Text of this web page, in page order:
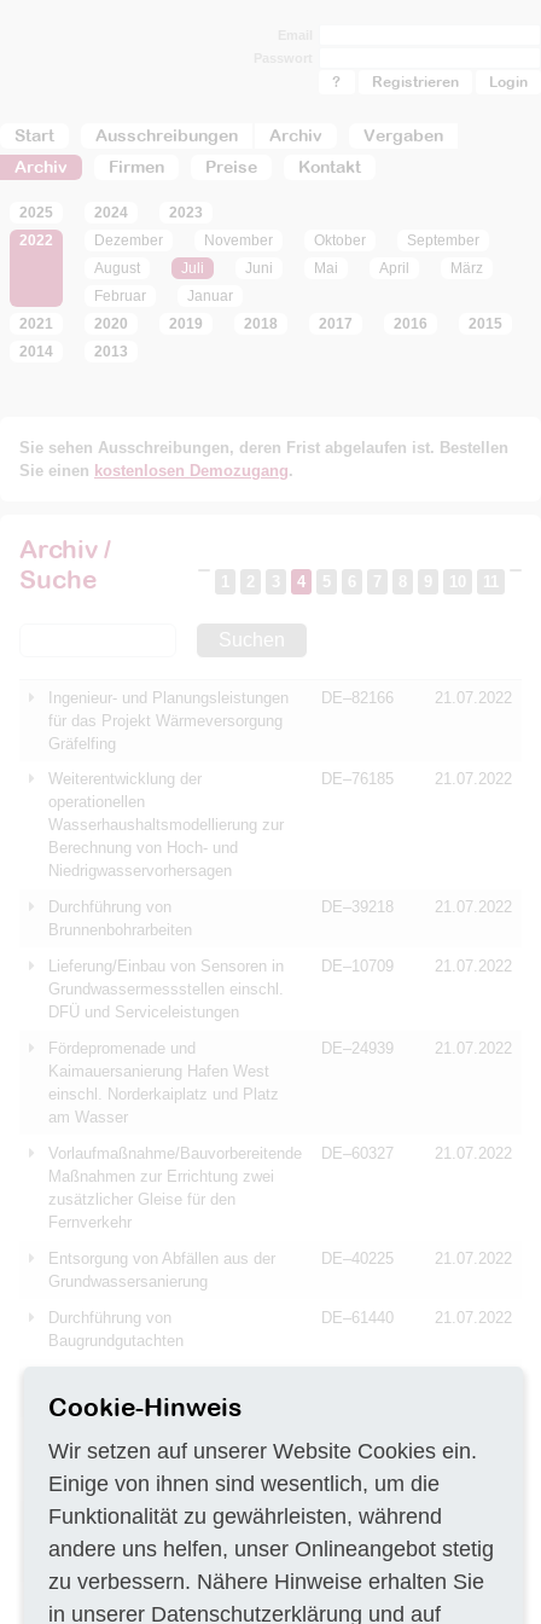
Start Ausschreibungen Archiv
Vergaben
Archiv
Firmen Preise Kontakt
? Registrieren
2025 2024
2023
2022
Dezember November Oktober
September
August
Juli Juni Mai April
März
Februar
Januar
2021
2020 2019 2018 2017 2016
2015
2014
2013
Sie sehen Ausschreibungen, deren Frist abgelaufen ist. Bestellen
Sie einen kostenlosen Demozugang.
Archiv /
Suche
1 2 3 4 5 6 7 8 9 10 11
Suchen
Ingenieur- und Planungsleistungen
für das Projekt Wärmeversorgung
Gräfelfing
DE–82166 21.07.2022
Weiterentwicklung der
operationellen
Wasserhaushaltsmodellierung zur
Berechnung von Hoch- und
Niedrigwasservorhersagen
DE–76185 21.07.2022
Durchführung von
Brunnenbohrarbeiten
DE–39218 21.07.2022
Lieferung/Einbau von Sensoren in
Grundwassermessstellen einschl.
DFÜ und Serviceleistungen
DE–10709 21.07.2022
Fördepromenade und
Kaimauersanierung Hafen West
einschl. Norderkaiplatz und Platz
am Wasser
DE–24939 21.07.2022
Vorlaufmaßnahme/Bauvorbereitende
Maßnahmen zur Errichtung zwei
zusätzlicher Gleise für den
Fernverkehr
DE–60327 21.07.2022
Entsorgung von Abfällen aus der
Grundwassersanierung
DE–40225 21.07.2022
Durchführung von
Baugrundgutachten
DE–61440 21.07.2022
Umweltuntersuchungen
ökologischen Großprojekt (ÖGP)
"SOW Böhlen"
Lieferung von Wasserbausteinen
Kalkstein für
Gewässerunterhaltungsarbeiten
DE–83278 21.07.2022
Cookie-Hinweis
Wir setzen auf unserer Website Cookies ein.
Einige von ihnen sind wesentlich, um die
Funktionalität zu gewährleisten, während
andere uns helfen, unser Onlineangebot stetig
zu verbessern. Nähere Hinweise erhalten Sie
in unserer Datenschutzerklärung und auf